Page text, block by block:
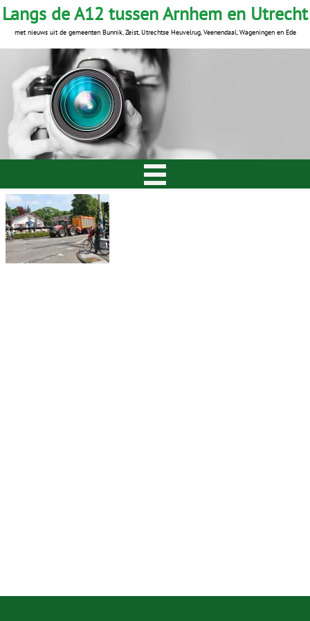
Langs de A12 tussen Arnhem en Utrecht
met nieuws uit de gemeenten Bunnik, Zeist, Utrechtse Heuvelrug, Veenendaal, Wageningen en Ede